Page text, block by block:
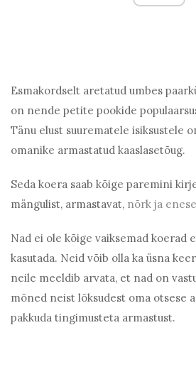
Esmakordselt aretatud umbes
on nende petite pookide
Tänu elust suurematele isiksustele
omanike armastatud kaaslasetõug.
Seda koera saab kõige paremini
mängulist, armastavat, nõrk ja
Nad ei ole kõige vaiksemad koerad
kasutada. Neid võib olla ka üsna
neile meeldib arvata, et nad on
mõned neist lõksudest oma otsese
pakkuda tingimusteta armastust.